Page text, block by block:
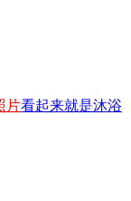
片看起来就是沐浴